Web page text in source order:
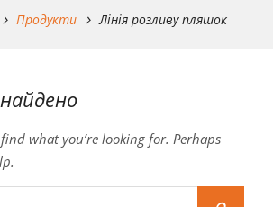
Продукти Лінія розливу пляшок
find what you’re looking for. Perhaps